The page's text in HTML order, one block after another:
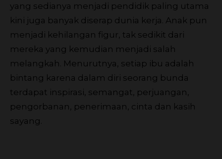
yang sedianya menjadi pendidik paling utama
kini juga banyak diserap dunia kerja. Anak pun
menjadi kehilangan figur, tak sedikit dari
mereka yang kemudian menjadi salah
melangkah. Menurutnya, setiap ibu adalah
bintang karena dalam diri seorang bunda
terdapat inspirasi, semangat, perjuangan,
pengorbanan, penerimaan, cinta dan kasih
sayang.